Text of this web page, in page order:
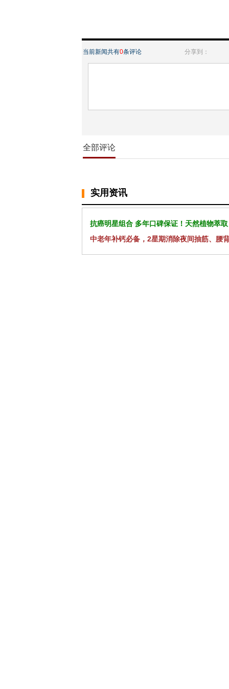
当前新闻共有0条评论 分享到：
全部评论
实用资讯
抗癌明星组合 多年口碑保证！天然植物萃
中老年补钙必备，2星期消除夜间抽筋、腰